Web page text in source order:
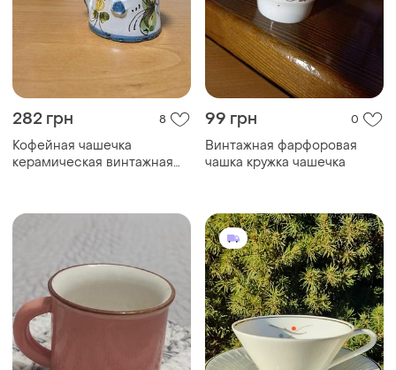
282 грн 8
Кофейная чашечка
керамическая винтажная
99 грн 0
Винтажная фарфоровая
чашка кружка чашечка